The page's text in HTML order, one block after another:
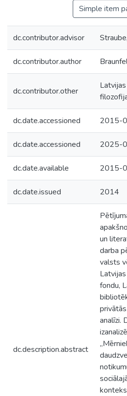
Simple item
dc.contributor.advisor
dc.contributor.author
dc.contributor.other
dc.date.accessioned 2015-
dc.date.accessioned 2025-
dc.date.available 2015-
dc.date.issued 2014
dc.description.abstract
un
darba
valsts
fondu,
analīzi.